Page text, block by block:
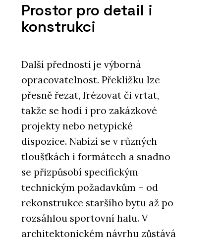
Prostor pro detail i
konstrukci
Další předností je výborná
opracovatelnost. Překližku lze
přesně řezat, frézovat či vrtat,
takže se hodí i pro zakázkové
projekty nebo netypické
dispozice. Nabízí se v různých
tloušťkách i formátech a snadno
se přizpůsobí specifickým
technickým požadavkům – od
rekonstrukce staršího bytu až po
rozsáhlou sportovní halu. V
architektonickém návrhu zůstává